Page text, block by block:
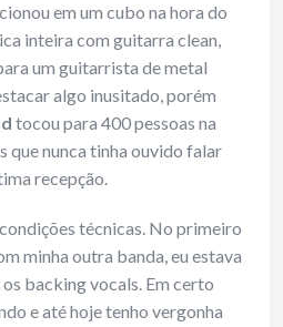
em um cubo na hora do
inteira com guitarra clean,
um guitarrista de metal
algo inusitado, porém
tocou para 400 pessoas na
que nunca tinha ouvido falar
recepção.
técnicas. No primeiro
minha outra banda, eu estava
backing vocals. Em certo
e até hoje tenho vergonha